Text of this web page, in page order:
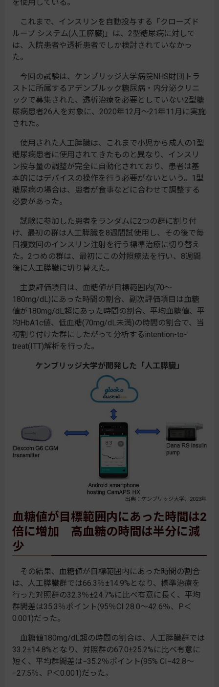
を使用している。
これまで、インスリンを自動投与する「クローズド
ループ システム(人工膵臓)」は、2型糖尿病に対して
は、入院患者や透析患者でしか検討されていなかっ
た。
今回の試験は、ケンブリッジ大学病院NHS財団トラ
ストに所属するアデンブルック糖尿病・内分泌クリニ
ックで募集された、透析治療を必要としていない2型糖
尿病患者26人を対象に、2020年12月～21年11月に実施
された。
使用された人工膵臓は、これまで小児から成人の1型
糖尿病患者に使用されてきたものと異なり、インスリ
ン投与量の調整が完全に自動化されており、患者は基
本的にはデバイスの操作を行う必要がないという。1型
糖尿病の場合は、患者が食事などに合わせて調整する
必要があった。
試験に参加した患者をランダムに2つの群に割り付
け、最初の群は人工膵臓を8週間試使用し、その後で毎
日複数回のインスリン注射を行う標準治療に切り替え
た。2つめの群は、最初にこの対照療法を行い、8週間
後に人工膵臓に切り替えた。
主要評価項目は、血糖値が目標範囲内(70～
180mg/dL)にあった時間の割合、副次評価項目は血糖
値が180mg/dL超にあった時間の割合、平均血糖値、平
均HbA1c値、低血糖(70mg/dL未満)の時間の割合で、当
初割り付けた群にしたがって分析するintention-to-
treat(ITT)解析を行った。
ケンブリッジ大学が開発した「人工膵臓」
出典：ケンブリッジ大学、2023年
血糖値が目標範囲内にあった時間は2
倍に増加 高血糖の時間は半分に減
少
その結果、血糖値が目標範囲内にあった時間の割合
は、人工膵臓群では66.3％±14.9%となり、標準治療を
行った対照群の32.3％±24.7%に比べ有意に長く、平均
群間差は35.3％ポイント(95％CI 28.0～42.6％、P＜
0.001)だった。
血糖値180mg/dL超の時間の割合は、人工膵臓群では
33.2±14.8%となり、対照群の67.0±25.2%に比べ有意に
短く、平均群間差は−35.2％ポイント(95% CI−42.8～
−27.5％、P＜0.001)だった。